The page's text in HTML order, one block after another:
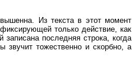
Из текста в этот момент
только действие, как
последняя строка, когда
звучит тожественно и скорбно, а